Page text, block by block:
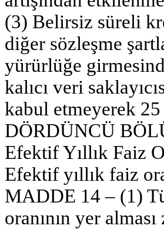
(3) Belirsiz süreli
diğer sözleşme
yürürlüğe
kalıcı veri
kabul etmeyerek
DÖRDÜNCÜ
Efektif Yıllık Faiz
Efektif yıllık faiz
MADDE 14 – (1)
oranının yer